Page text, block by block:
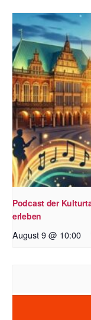
Podcast der
erleben
August 9 @ 10:00